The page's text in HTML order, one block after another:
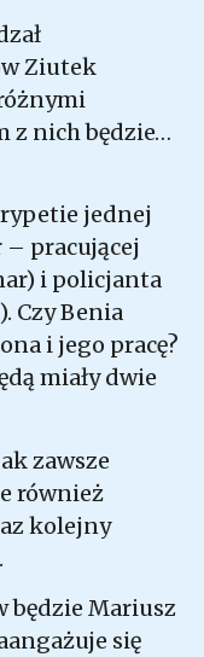
Ziutek
z nich będzie…
jednej
pracującej
i policjanta
Czy Benia
i jego pracę?
miały dwie
zawsze
również
kolejny
będzie Mariusz
się